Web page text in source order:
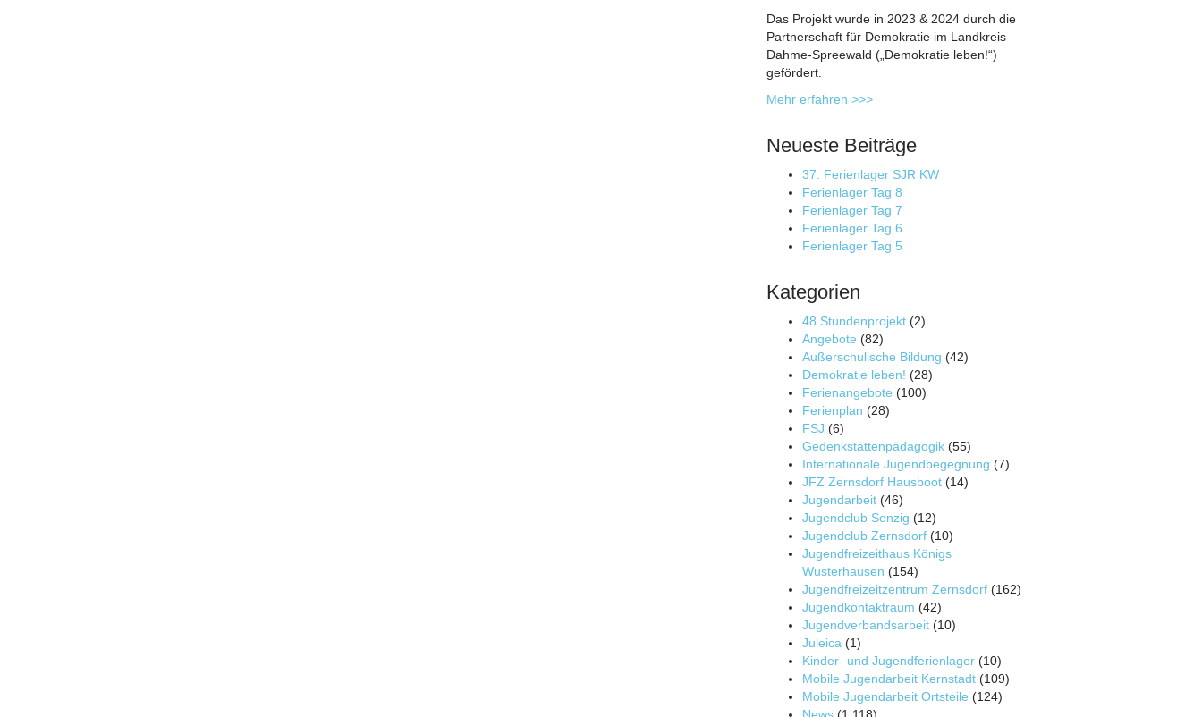
Das Projekt wurde in 2023 & 2024 durch die
Partnerschaft für Demokratie im Landkreis
Dahme-Spreewald („Demokratie leben!“)
gefördert.
Mehr erfahren >>>
Neueste Beiträge
37. Ferienlager SJR KW
Ferienlager Tag 8
Ferienlager Tag 7
Ferienlager Tag 6
Ferienlager Tag 5
Kategorien
48 Stundenprojekt (2)
Angebote (82)
Außerschulische Bildung (42)
Demokratie leben! (28)
Ferienangebote (100)
Ferienplan (28)
FSJ (6)
Gedenkstättenpädagogik (55)
Internationale Jugendbegegnung (7)
JFZ Zernsdorf Hausboot (14)
Jugendarbeit (46)
Jugendclub Senzig (12)
Jugendclub Zernsdorf (10)
Jugendfreizeithaus Königs
Wusterhausen (154)
Jugendfreizeitzentrum Zernsdorf (162)
Jugendkontaktraum (42)
Jugendverbandsarbeit (10)
Juleica (1)
Kinder- und Jugendferienlager (10)
Mobile Jugendarbeit Kernstadt (109)
Mobile Jugendarbeit Ortsteile (124)
News (1.118)